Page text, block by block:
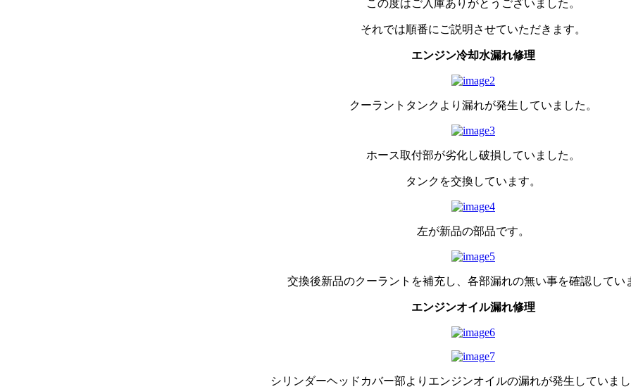
この度はご入庫ありがとうございました。
それでは順番にご説明させていただきます。
エンジン冷却水漏れ修理
クーラントタンクより漏れが発生していました。
ホース取付部が劣化し破損していました。
タンクを交換しています。
左が新品の部品です。
交換後新品のクーラントを補充し、各部漏れの無い事を確認してい
エンジンオイル漏れ修理
シリンダーヘッドカバー部よりエンジンオイルの漏れが発生していまし